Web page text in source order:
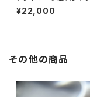
パーズリング RG25-
¥22,000
その他の商品